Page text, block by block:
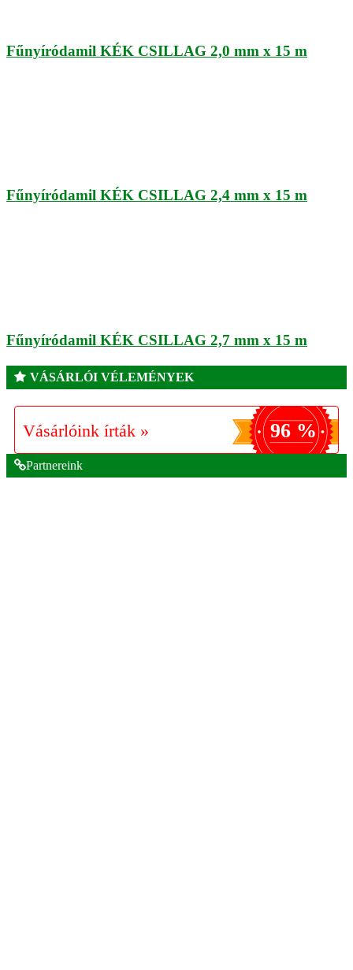
Fűnyíródamil KÉK CSILLAG 2,0 mm x 15 m
Fűnyíródamil KÉK CSILLAG 2,4 mm x 15 m
Fűnyíródamil KÉK CSILLAG 2,7 mm x 15 m
VÁSÁRLÓI VÉLEMÉNYEK
Vásárlóink írták » 96 %
Partnereink